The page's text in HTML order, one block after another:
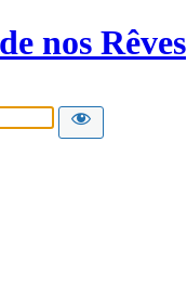
nos Rêves